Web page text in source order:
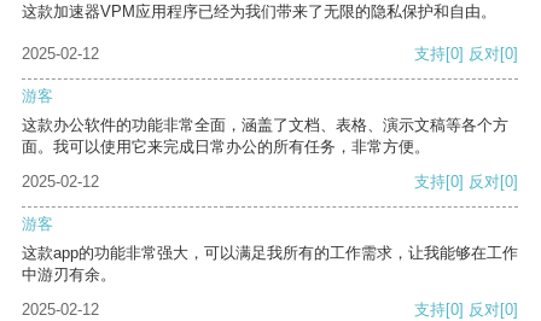
这款加速器VPM应用程序已经为我们带来了无限的隐私保护和自由。
2025-02-12 支持[0] 反对[0]
游客
这款办公软件的功能非常全面，涵盖了文档、表格、演示文稿等各个方
面。我可以使用它来完成日常办公的所有任务，非常方便。
2025-02-12
支持[0] 反对[0]
游客
这款app的功能非常强大，可以满足我所有的工作需求，让我能够在工作
中游刃有余。
2025-02-12
支持[0] 反对[0]